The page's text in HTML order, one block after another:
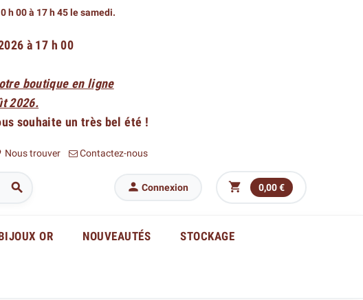
h 00 à 17 h 45 le samedi.
à 17 h 00
boutique en ligne
2026.
souhaite un très bel été !
Nous trouver Contactez-nous
  Connexion  0,00 €
OR NOUVEAUTÉS STOCKAGE